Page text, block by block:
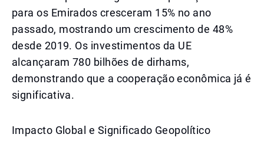
para os Emirados cresceram 15% no ano
passado, mostrando um crescimento de 48%
desde 2019. Os investimentos da UE
alcançaram 780 bilhões de dirhams,
demonstrando que a cooperação econômica já é
significativa.
Impacto Global e Significado Geopolítico